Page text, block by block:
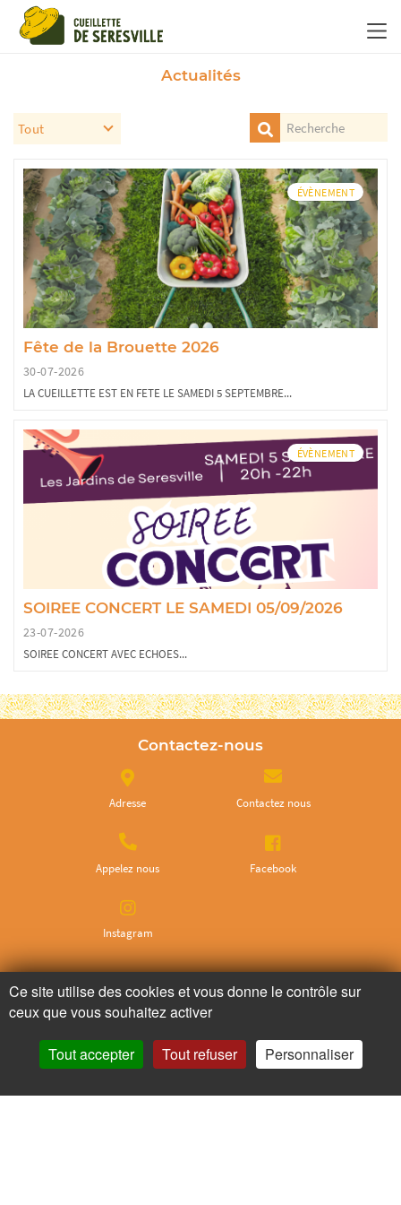
Actualités
ÉVÈNEMENT
Fête de la Brouette 2026
30-07-2026
LA CUEILLETTE EST EN FETE LE SAMEDI 5 SEPTEMBRE...
ÉVÈNEMENT
SOIREE CONCERT LE SAMEDI 05/09/2026
23-07-2026
SOIREE CONCERT AVEC ECHOES...
Contactez-nous
Adresse Contactez nous
Appelez nous Facebook
Instagram
Ne ratez plus rien,
Abonnez-vous à notre newsletter
Panneau de gestion des cookies
Ce site utilise des cookies et vous donne le contrôle sur
ceux que vous souhaitez activer
Tout accepter Tout refuser Personnaliser